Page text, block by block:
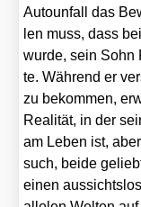
Auto­un­fall das
len muss, dass
wur­de, sein Sohn
te. Wäh­rend er
zu bekom­men,
Rea­li­tät, in der
am Leben ist,
such, bei­de
einen